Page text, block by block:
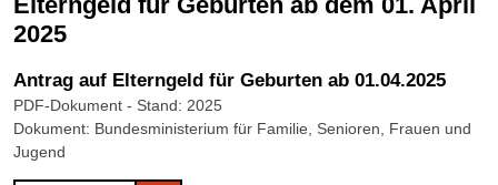
2025
Antrag auf Elterngeld für Geburten ab 01.04.2025
PDF-Dokument - Stand: 2025
Dokument: Bundesministerium für Familie, Senioren, Frauen und
Jugend